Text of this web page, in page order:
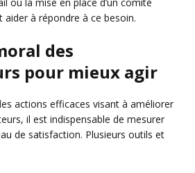
aider à répondre à ce besoin.
des
pour mieux agir
actions efficaces visant à améliorer
il est indispensable de mesurer
de satisfaction. Plusieurs outils et